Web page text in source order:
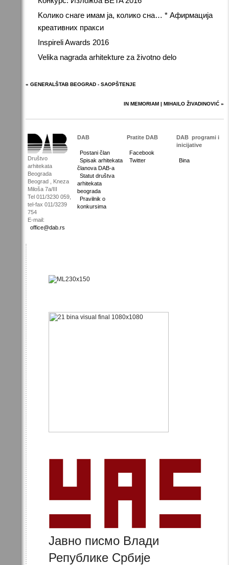
Kолико снаге имам ја, колико сна… * Афирмација
креативних пракси
Inspireli Awards 2016
Velika nagrada arhitekture za životno delo
« GENERALŠTAB BEOGRAD - SAOPŠTENJE
IN MEMORIAM | MIHAILO ŽIVADINOVIĆ »
Društvo
arhitekata
Beograda
Beograd , Kneza
Miloša 7a/III
Tel 011/3230 059,
tel-fax 011/3239
754
E-mail:
office@dab.rs
DAB
Postani član
Spisak arhitekata
članova DAB-a
Statut društva
arhitekata
beograda
Pravilnik o
konkursima
Pratite DAB
Facebook
Twitter
DAB programi i
inicijative
Bina
Јавно писмо Влади
Републике Србије